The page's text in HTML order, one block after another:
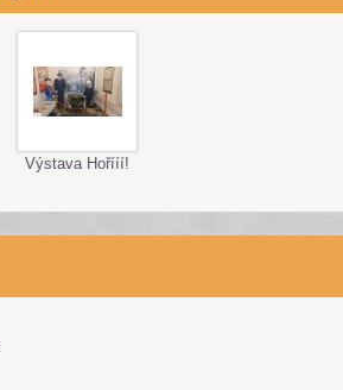
Výstava Hořííí!